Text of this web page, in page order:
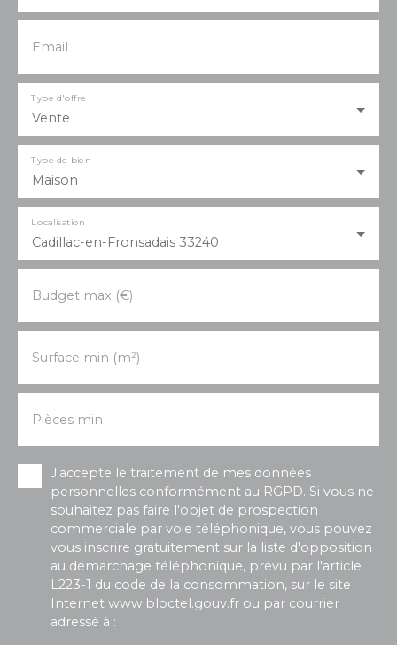
Email
Vente
Type d'offre
Maison
Type de bien
Cadillac-en-Fronsadais 33240
Localisation
Budget max (€)
Surface min (m²)
Pièces min
J'accepte le traitement de mes données
personnelles conformément au RGPD. Si vous ne
souhaitez pas faire l'objet de prospection
commerciale par voie téléphonique, vous pouvez
vous inscrire gratuitement sur la liste d'opposition
au démarchage téléphonique, prévu par l'article
L223-1 du code de la consommation, sur le site
Internet www.bloctel.gouv.fr ou par courrier
adressé à :